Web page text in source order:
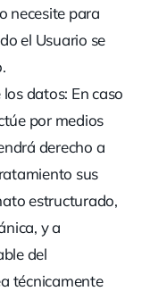
necesite para
el Usuario se
datos: En caso
por medios
derecho a
sus
estructurado,
y a
del
técnicamente